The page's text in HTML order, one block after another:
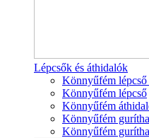
Lépcsők és áthidalók
Könnyűfém
Könnyűfém lépcső
Könnyűfém
Könnyűfém
Könnyűfém